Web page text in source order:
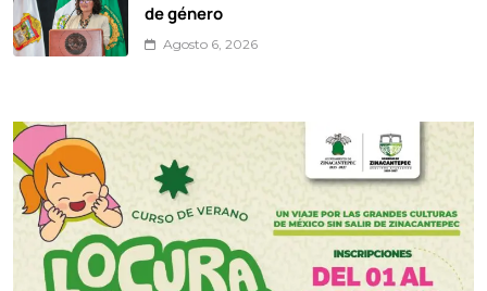
de género
Agosto 6, 2026